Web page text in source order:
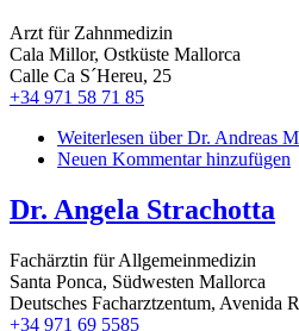
Arzt für Zahnmedizin
Cala Millor, Ostküste Mallorca
Calle Ca S´Hereu, 25
+34 971 58 71 85
Weiterlesen über Dr. Andreas
Neuen Kommentar hinzufügen
Dr. Angela Strachotta
Fachärztin für Allgemeinmedizin
Santa Ponca, Südwesten Mallorca
Deutsches Facharztzentum, Avenida
+34 971 69 5585